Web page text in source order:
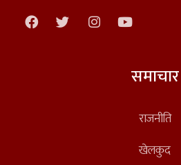
समाचार
राजनीति
खेलकुद